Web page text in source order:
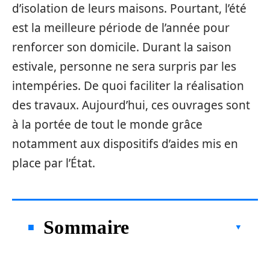
d’isolation de leurs maisons. Pourtant, l’été
est la meilleure période de l’année pour
renforcer son domicile. Durant la saison
estivale, personne ne sera surpris par les
intempéries. De quoi faciliter la réalisation
des travaux. Aujourd’hui, ces ouvrages sont
à la portée de tout le monde grâce
notamment aux dispositifs d’aides mis en
place par l’État.
Sommaire